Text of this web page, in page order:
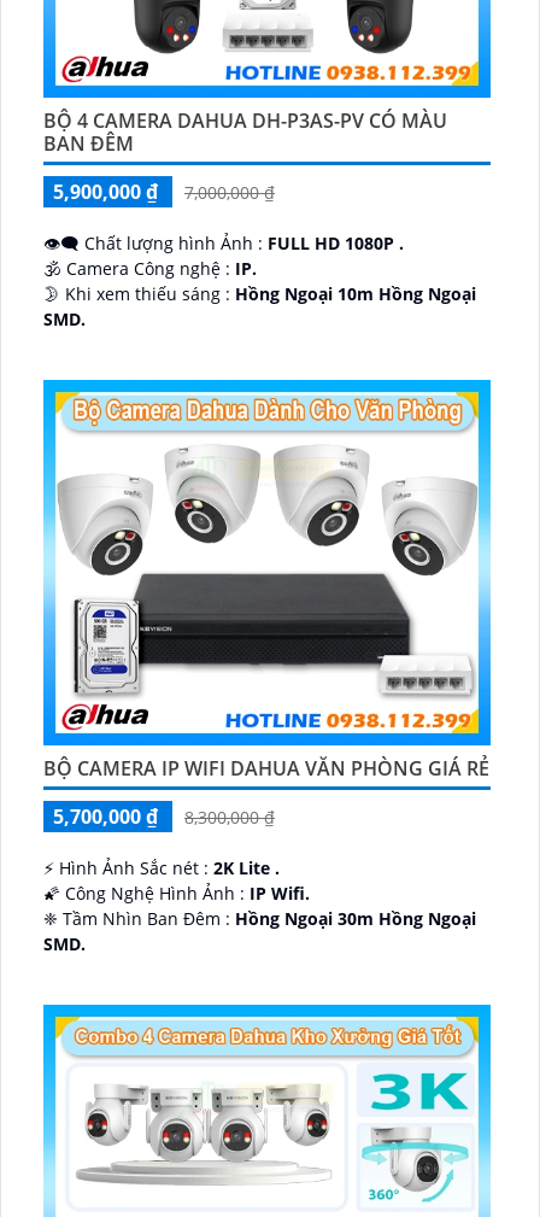
BỘ 4 CAMERA DAHUA DH-P3AS-PV CÓ MÀU
BAN ĐÊM
5,900,000 ₫
7,000,000 ₫
👁️‍🗨 Chất lượng hình Ảnh : FULL HD 1080P .
🕉️ Camera Công nghệ : IP.
🌛 Khi xem thiếu sáng : Hồng Ngoại 10m Hồng Ngoại
SMD.
BỘ CAMERA IP WIFI DAHUA VĂN PHÒNG GIÁ RẺ
5,700,000 ₫
8,300,000 ₫
️⚡ Hình Ảnh Sắc nét : 2K Lite .
🌠 Công Nghệ Hình Ảnh : IP Wifi.
❈ Tầm Nhìn Ban Đêm : Hồng Ngoại 30m Hồng Ngoại
SMD.